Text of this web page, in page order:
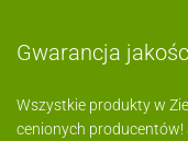
Gwarancja
Wszystkie produkty w
cenionych producentów!